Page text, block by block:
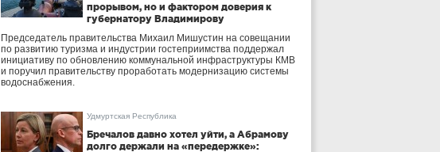
прорывом, но и фактором доверия к
губернатору Владимирову
Председатель правительства Михаил Мишустин на совещании
по развитию туризма и индустрии гостеприимства поддержал
инициативу по обновлению коммунальной инфраструктуры КМВ
и поручил правительству проработать модернизацию системы
водоснабжения.
Удмуртская Республика
Бречалов давно хотел уйти, а Абрамову
долго держали на «передержке»: